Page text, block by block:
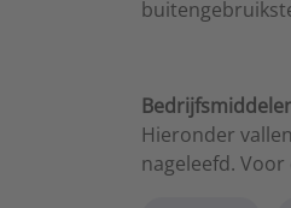
Hieronder
nageleefd.